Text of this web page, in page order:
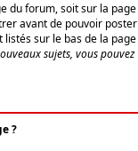
du forum, soit sur la page
avant de pouvoir poster
listés sur le bas de la page
sujets, vous pouvez
?